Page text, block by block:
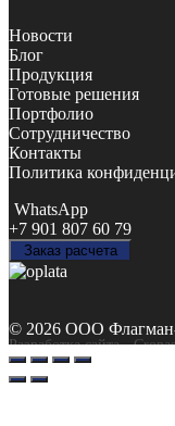
Новости
Блог
Продукция
Готовые решения
Портфолио
Сотрудничество
Контакты
Политика
WhatsApp
+7 901 807 60 79
Заказ расчета
© 2026 ООО
Разработка сайта- Cropas